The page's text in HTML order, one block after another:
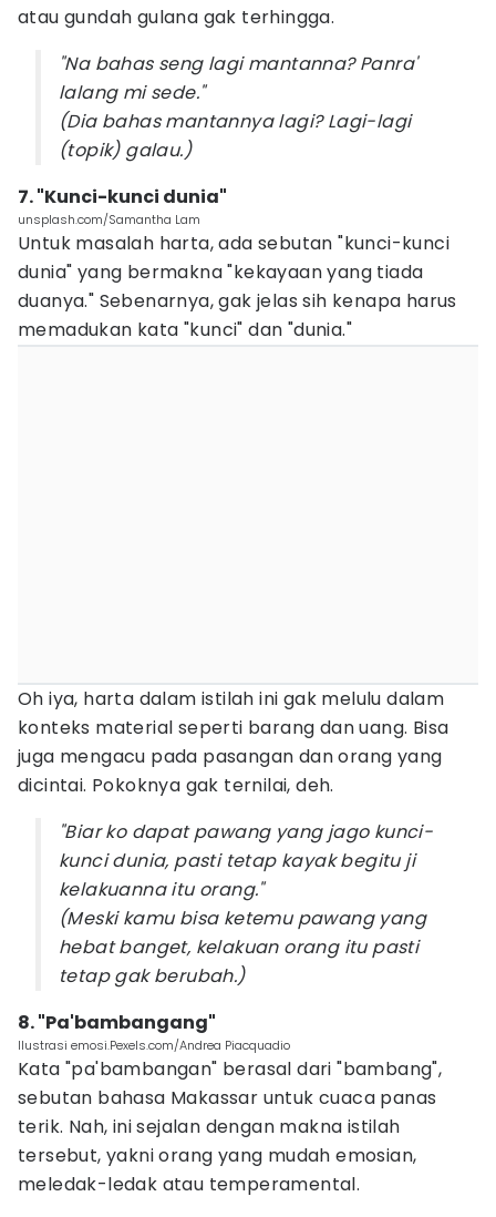
atau gundah gulana gak terhingga.
"Na bahas seng lagi mantanna? Panra'
lalang mi sede."
(Dia bahas mantannya lagi? Lagi-lagi
(topik) galau.)
7. "Kunci-kunci dunia"
unsplash.com/Samantha Lam
Untuk masalah harta, ada sebutan "kunci-kunci
dunia" yang bermakna "kekayaan yang tiada
duanya." Sebenarnya, gak jelas sih kenapa harus
memadukan kata "kunci" dan "dunia."
Oh iya, harta dalam istilah ini gak melulu dalam
konteks material seperti barang dan uang. Bisa
juga mengacu pada pasangan dan orang yang
dicintai. Pokoknya gak ternilai, deh.
"Biar ko dapat pawang yang jago kunci-
kunci dunia, pasti tetap kayak begitu ji
kelakuanna itu orang."
(Meski kamu bisa ketemu pawang yang
hebat banget, kelakuan orang itu pasti
tetap gak berubah.)
8. "Pa'bambangang"
Ilustrasi emosi.Pexels.com/Andrea Piacquadio
Kata "pa'bambangan" berasal dari "bambang",
sebutan bahasa Makassar untuk cuaca panas
terik. Nah, ini sejalan dengan makna istilah
tersebut, yakni orang yang mudah emosian,
meledak-ledak atau temperamental.